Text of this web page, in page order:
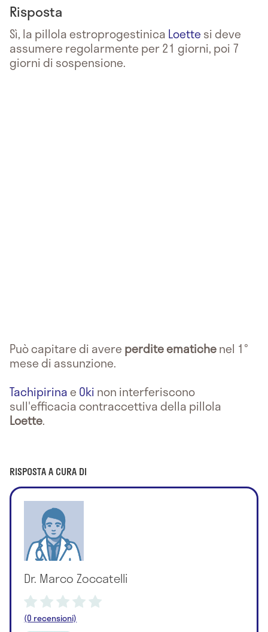
Risposta
Sì, la pillola estroprogestinica Loette si deve
assumere regolarmente per 21 giorni, poi 7
giorni di sospensione.
Può capitare di avere perdite ematichenel 1°
mese di assunzione.
Tachipirinae Oki non interferiscono
sull'efficacia contraccettiva della pillola
Loette.
RISPOSTA A CURA DI
Dr. Marco Zoccatelli
(0 recensioni)